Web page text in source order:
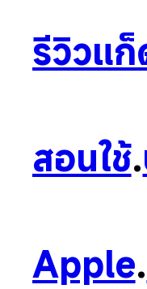
รีวิวแก็
สอนใช้.
Apple.